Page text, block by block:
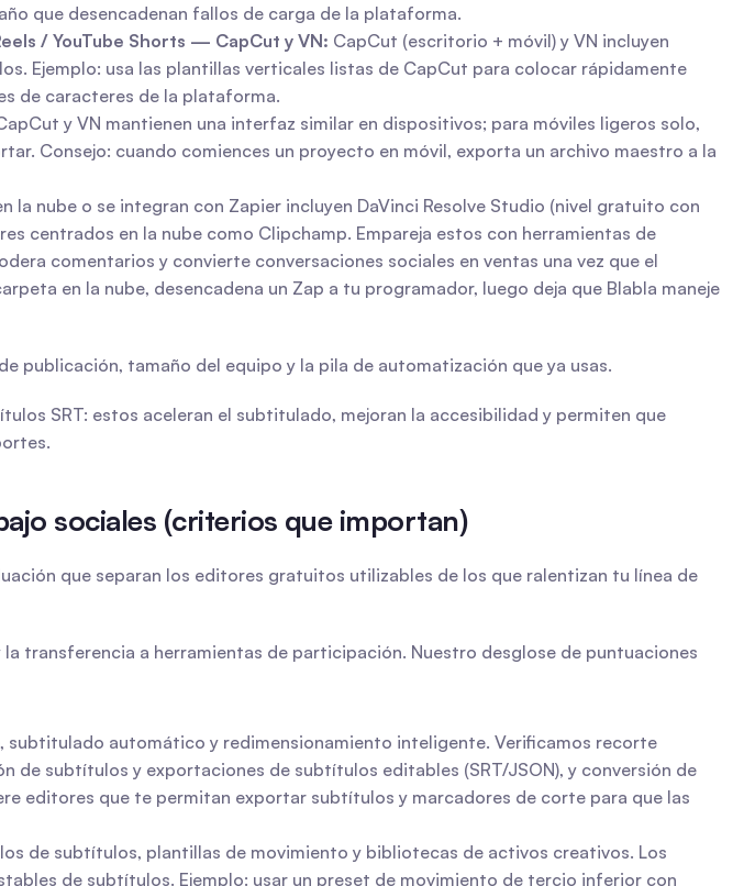
que desencadenan fallos de carga de la plataforma.
/ YouTube Shorts — CapCut y VN: CapCut (escritorio + móvil) y VN incluyen
Ejemplo: usa las plantillas verticales listas de CapCut para colocar rápidamente
de caracteres de la plataforma.
y VN mantienen una interfaz similar en dispositivos; para móviles ligeros solo,
Consejo: cuando comiences un proyecto en móvil, exporta un archivo maestro a la
la nube o se integran con Zapier incluyen DaVinci Resolve Studio (nivel gratuito con
centrados en la nube como Clipchamp. Empareja estos con herramientas de
comentarios y convierte conversaciones sociales en ventas una vez que el
en la nube, desencadena un Zap a tu programador, luego deja que Blabla maneje
publicación, tamaño del equipo y la pila de automatización que ya usas.
SRT: estos aceleran el subtitulado, mejoran la accesibilidad y permiten que
sociales (criterios que importan)
que separan los editores gratuitos utilizables de los que ralentizan tu línea de
transferencia a herramientas de participación. Nuestro desglose de puntuaciones
automático y redimensionamiento inteligente. Verificamos recorte
subtítulos y exportaciones de subtítulos editables (SRT/JSON), y conversión de
editores que te permitan exportar subtítulos y marcadores de corte para que las
de subtítulos, plantillas de movimiento y bibliotecas de activos creativos. Los
de subtítulos. Ejemplo: usar un preset de movimiento de tercio inferior con